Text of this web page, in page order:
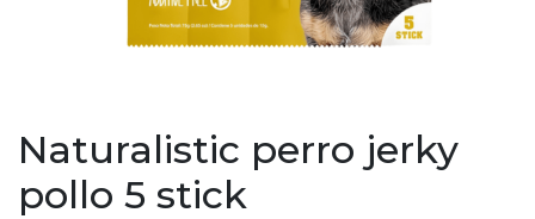
Naturalistic perro jerky
pollo 5 stick